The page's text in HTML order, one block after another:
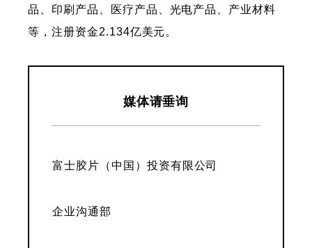
品、印刷产品、医疗产品、光电产品、产业材料
等，注册资金2.134亿美元。
媒体请垂询
富士胶片（中国）投资有限公司
企业沟通部